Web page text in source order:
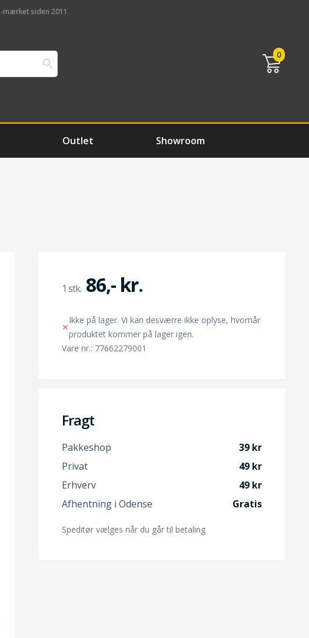
mærket siden 2011
0
Outlet Showroom
86,- kr.
Ikke på lager. Vi kan desværre ikke oplyse, hvornår
produktet kommer på lager igen.
Vare nr.: 77662279001
Fragt
Pakkeshop
39
Privat
49
Erhverv
49
Afhentning i Odense
Gratis
Speditør vælges når du går til betaling